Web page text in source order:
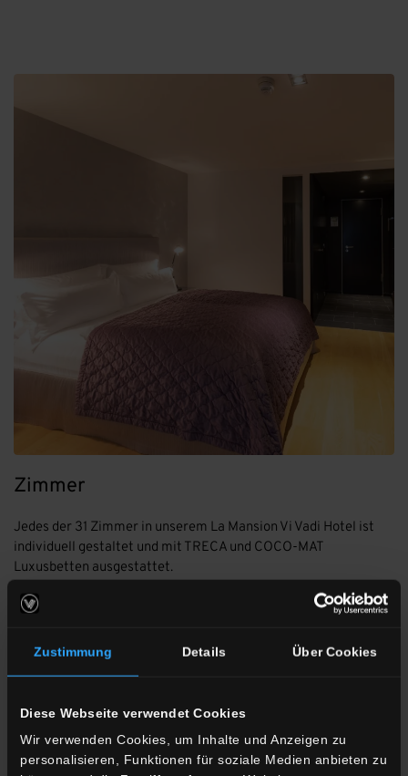
Zustimmung Details Über Cookies
Diese Webseite verwendet Cookies
Wir verwenden Cookies, um Inhalte und Anzeigen zu
personalisieren, Funktionen für soziale Medien anbieten zu
Zimmer
Jedes der 31 Zimmer in unserem La Mansion Vi Vadi Hotel ist
individuell gestaltet und mit TRECA und COCO-MAT
Luxusbetten ausgestattet.